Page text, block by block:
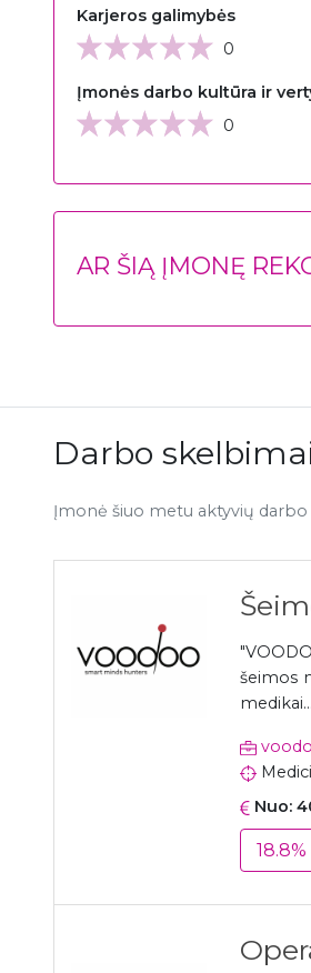
Karjeros galimybės
0
Įmonės darbo kultūra ir
0
AR ŠIĄ ĮMONĘ
Darbo
Įmonė šiuo metu aktyvių
šeimos
Nuo:
18.8%